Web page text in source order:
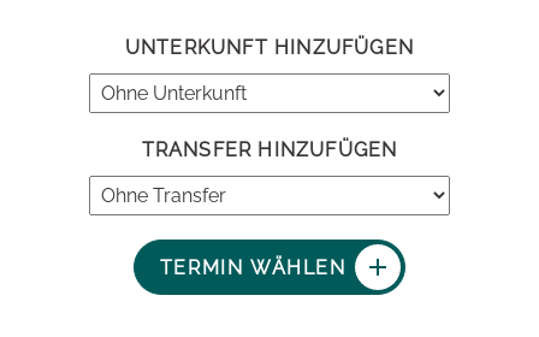
UNTERKUNFT HINZUFÜGEN
TRANSFER HINZUFÜGEN
TERMIN WÄHLEN